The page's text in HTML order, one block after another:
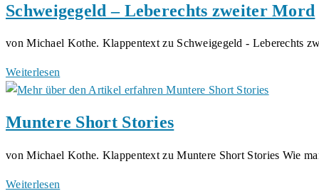
Erzählungen
Schweigegeld – Leberechts zweiter Mord
von Michael Kothe. Klappentext zu Schweigegeld - Leberechts
Weiterlesen
–
zweiter
Muntere Short Stories
von Michael Kothe. Klappentext zu Muntere Short Stories Wie
Weiterlesen